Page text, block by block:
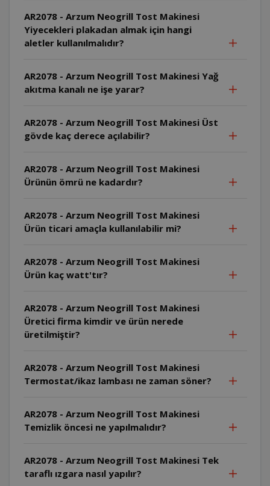
AR2078 - Arzum Neogrill Tost Makinesi
Yiyecekleri plakadan almak için hangi
aletler kullanılmalıdır?
AR2078 - Arzum Neogrill Tost Makinesi Yağ
akıtma kanalı ne işe yarar?
AR2078 - Arzum Neogrill Tost Makinesi Üst
gövde kaç derece açılabilir?
AR2078 - Arzum Neogrill Tost Makinesi
Ürünün ömrü ne kadardır?
AR2078 - Arzum Neogrill Tost Makinesi
Ürün ticari amaçla kullanılabilir mi?
AR2078 - Arzum Neogrill Tost Makinesi
Ürün kaç watt'tır?
AR2078 - Arzum Neogrill Tost Makinesi
Üretici firma kimdir ve ürün nerede
üretilmiştir?
AR2078 - Arzum Neogrill Tost Makinesi
Termostat/ikaz lambası ne zaman söner?
AR2078 - Arzum Neogrill Tost Makinesi
Temizlik öncesi ne yapılmalıdır?
AR2078 - Arzum Neogrill Tost Makinesi Tek
taraflı ızgara nasıl yapılır?